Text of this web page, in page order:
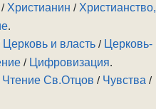
/ Христианин / Христианство,
.
Церковь и власть / Церковь-
/ Цифровизация.
Чтение Св.Отцов / Чувства /